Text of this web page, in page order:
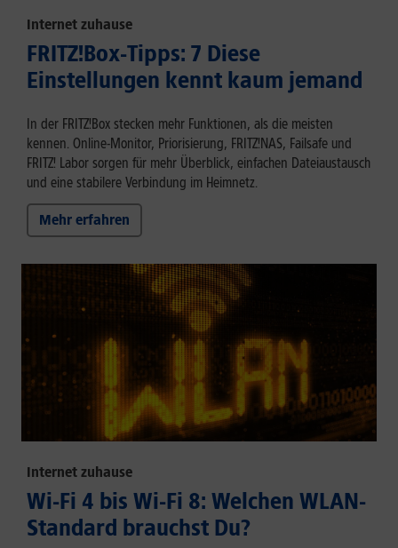
Internet zuhause
FRITZ!Box-Tipps: 7 Diese
Einstellungen kennt kaum jemand
In der FRITZ!Box stecken mehr Funktionen, als die meisten
kennen. Online-Monitor, Priorisierung, FRITZ!NAS, Failsafe und
FRITZ! Labor sorgen für mehr Überblick, einfachen Dateiaustausch
und eine stabilere Verbindung im Heimnetz.
Mehr erfahren
Internet zuhause
Wi-Fi 4 bis Wi-Fi 8: Welchen WLAN-
Standard brauchst Du?